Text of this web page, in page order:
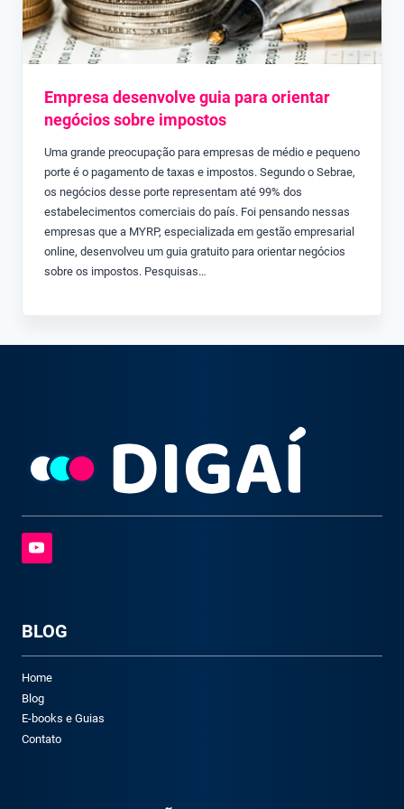
Empresa desenvolve guia para orientar
negócios sobre impostos
Uma grande preocupação para empresas de médio e pequeno
porte é o pagamento de taxas e impostos. Segundo o Sebrae,
os negócios desse porte representam até 99% dos
estabelecimentos comerciais do país. Foi pensando nessas
empresas que a MYRP, especializada em gestão empresarial
online, desenvolveu um guia gratuito para orientar negócios
sobre os impostos. Pesquisas…
BLOG
Home
Blog
E-books e Guias
Contato